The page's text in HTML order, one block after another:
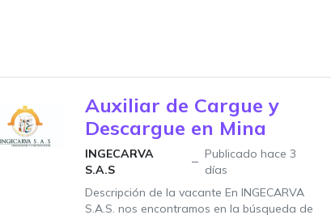
Auxiliar de Cargue y
Descargue en Mina
INGECARVA
S.A.S
Publicado hace 3
días
Descripción de la vacante En INGECARVA
S.A.S. nos encontramos en la búsqueda de